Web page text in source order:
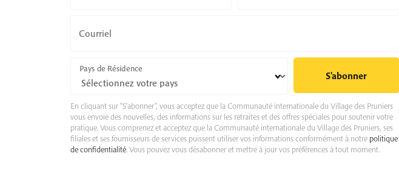
Courriel
Pays de Résidence
En cliquant sur "S'abonner", vous acceptez que la Communauté internationale du Village des Pruniers
vous envoie des nouvelles, des informations sur les retraites et des offres spéciales pour soutenir votre
pratique. Vous comprenez et acceptez que la Communauté internationale du Village des Pruniers, ses
filiales et ses fournisseurs de services puissent utiliser vos informations conformément à notre politique
de confidentialité. Vous pouvez vous désabonner et mettre à jour vos préférences à tout moment.